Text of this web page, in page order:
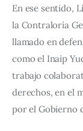
En ese sentido,
la Contraloría
llamado en
como el Inaip
trabajo
derechos, en el
por el Gobierno